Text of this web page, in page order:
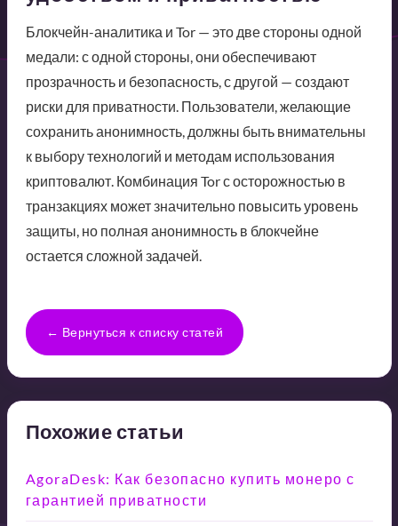
Блокчейн-аналитика и Tor — это две стороны одной
медали: с одной стороны, они обеспечивают
прозрачность и безопасность, с другой — создают
риски для приватности. Пользователи, желающие
сохранить анонимность, должны быть внимательны
к выбору технологий и методам использования
криптовалют. Комбинация Tor с осторожностью в
транзакциях может значительно повысить уровень
защиты, но полная анонимность в блокчейне
остается сложной задачей.
← Вернуться к списку статей
Похожие статьи
AgoraDesk: Как безопасно купить монеро с
гарантией приватности